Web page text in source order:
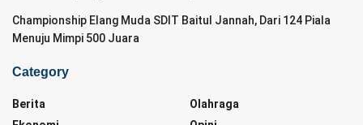
Championship Elang Muda SDIT Baitul Jannah, Dari 124 Piala
Menuju Mimpi 500 Juara
Category
Berita
Olahraga